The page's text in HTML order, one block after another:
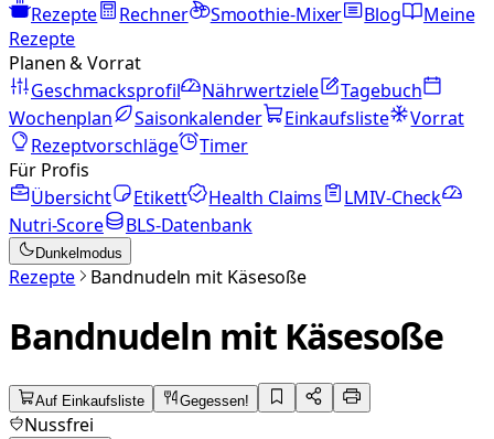
Rezepte
Rechner Smoothie-Mixer Blog
Meine
Rezepte
Planen & Vorrat
Geschmacksprofil
Nährwertziele
Tagebuch
Wochenplan
Saisonkalender Einkaufsliste
Vorrat
Rezeptvorschläge
Timer
Für Profis
Übersicht
Etikett Health Claims
LMIV-Check
Nutri-Score
BLS-Datenbank
Dunkelmodus
Rezepte Bandnudeln mit Käsesoße
Bandnudeln mit Käsesoße
Auf Einkaufsliste Gegessen!
Nussfrei